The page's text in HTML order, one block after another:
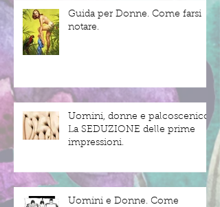
Guida per Donne. Come farsi
notare.
Uomini, donne e palcoscenico.
La SEDUZIONE delle prime
impressioni.
Uomini e Donne. Come